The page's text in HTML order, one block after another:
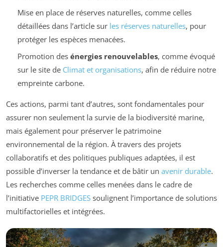
Mise en place de réserves naturelles, comme celles
détaillées dans l’article sur les réserves naturelles, pour
protéger les espèces menacées.
Promotion des énergies renouvelables, comme évoqué
sur le site de Climat et organisations, afin de réduire notre
empreinte carbone.
Ces actions, parmi tant d’autres, sont fondamentales pour
assurer non seulement la survie de la biodiversité marine,
mais également pour préserver le patrimoine
environnemental de la région. À travers des projets
collaboratifs et des politiques publiques adaptées, il est
possible d’inverser la tendance et de bâtir un avenir durable.
Les recherches comme celles menées dans le cadre de
l’initiative PEPR BRIDGES soulignent l’importance de solutions
multifactorielles et intégrées.